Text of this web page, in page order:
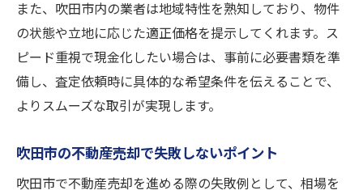
また、吹田市内の業者は地域特性を熟知しており、物件
の状態や立地に応じた適正価格を提示してくれます。ス
ピード重視で現金化したい場合は、事前に必要書類を準
備し、査定依頼時に具体的な希望条件を伝えることで、
よりスムーズな取引が実現します。
吹田市の不動産売却で失敗しないポイント
吹田市で不動産売却を進める際の失敗例として、相場を